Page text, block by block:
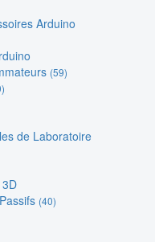
Arduino
(59)
de Laboratoire
(40)